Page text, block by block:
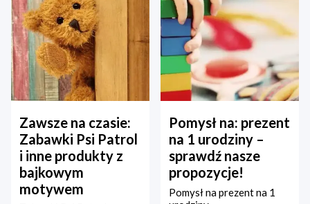
Zawsze na czasie:
Zabawki Psi Patrol
i inne produkty z
bajkowym
motywem
Pomysł na: prezent
na 1 urodziny –
sprawdź nasze
propozycje!
Pomysł na prezent na 1